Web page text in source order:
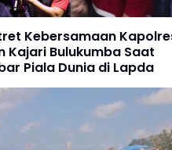
Kebersamaan
Kajari Bulukumba Saat
Piala Dunia di Lapda